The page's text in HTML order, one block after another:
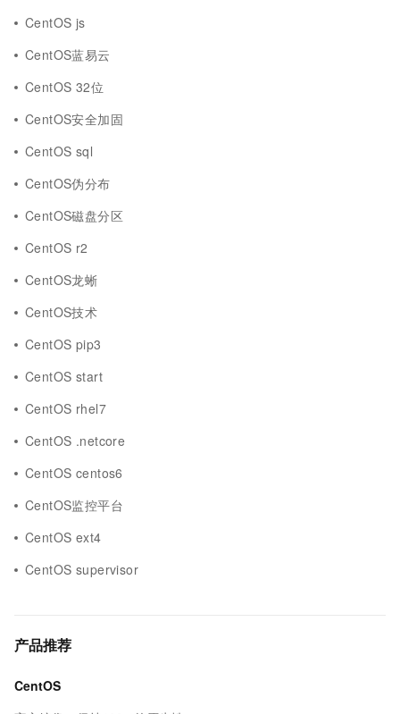
CentOS js
CentOS蓝易云
CentOS 32位
CentOS安全加固
CentOS sql
CentOS伪分布
CentOS磁盘分区
CentOS r2
CentOS龙蜥
CentOS技术
CentOS pip3
CentOS start
CentOS rhel7
CentOS .netcore
CentOS centos6
CentOS监控平台
CentOS ext4
CentOS supervisor
产品推荐
CentOS